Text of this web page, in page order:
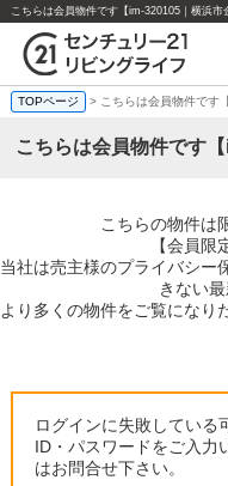
TOPページ > こちらは会員物件です
こちらは会員物件です【
こちらの物件は
【会員限
当社は売主様のプライバシー
きない
より多くの物件をご覧になり
ログインに失敗している
ID・パスワードをご入力
はお問合せ下さい。